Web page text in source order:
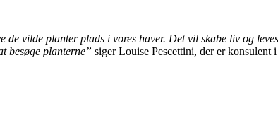
de vilde planter plads i vores haver. Det vil skabe liv og
besøge planterne” siger Louise Pescettini, der er